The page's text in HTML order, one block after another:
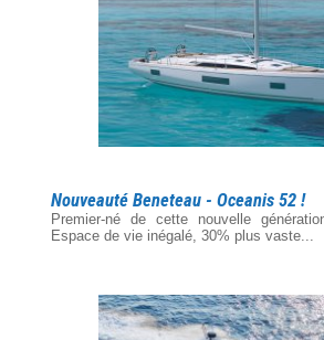
Nouveauté Beneteau - Oceanis 52 !
Premier-né de cette nouvelle
Espace de vie inégalé, 30% plus vaste...